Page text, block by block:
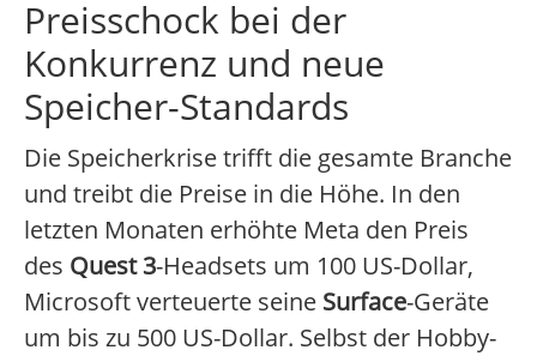
Preisschock bei der
Konkurrenz und neue
Speicher-Standards
Die Speicherkrise trifft die gesamte Branche
und treibt die Preise in die Höhe. In den
letzten Monaten erhöhte Meta den Preis
des Quest 3-Headsets um 100 US-Dollar,
Microsoft verteuerte seine Surface-Geräte
um bis zu 500 US-Dollar. Selbst der Hobby-